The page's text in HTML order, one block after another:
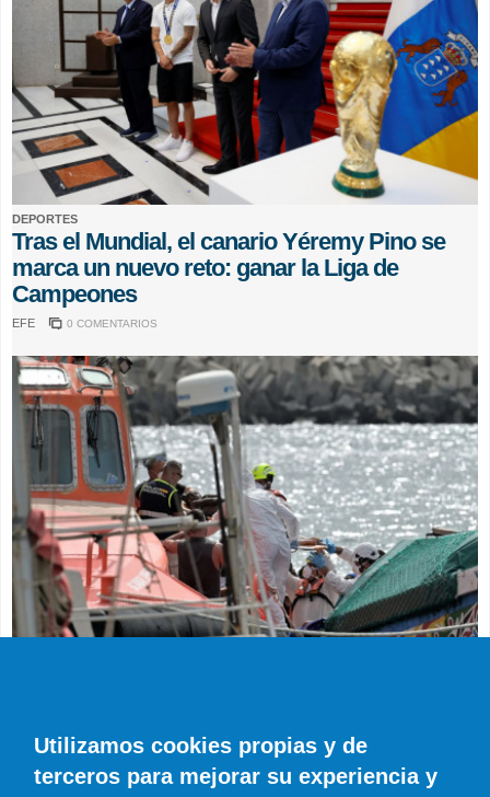
DEPORTES
Tras el Mundial, el canario Yéremy Pino se
marca un nuevo reto: ganar la Liga de
Campeones
EFE 0 COMENTARIOS
Hierro
EFE 0 COMENTARIOS
Utilizamos cookies propias y de
terceros para mejorar su experiencia y